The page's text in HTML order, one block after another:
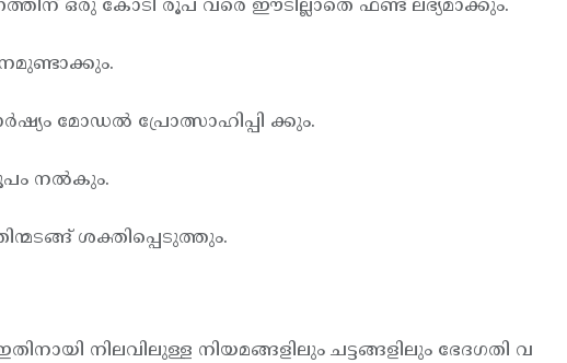
ഒരു കോടി രൂപ വരെ ഈടില്ലാതെ ഫണ്ട് ലഭ്യമാക്കും.
മോഡല്‍ പ്രോത്സാഹിപ്പി ക്കും.
നല്‍കും.
ശക്തിപ്പെടുത്തും.
നിലവിലുള്ള നിയമങ്ങളിലും ചട്ടങ്ങളിലും ഭേദഗതി വ